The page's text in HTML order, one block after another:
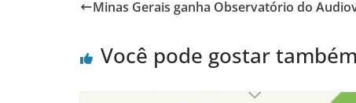
Minas Gerais ganha Observatório do
Você pode gostar também